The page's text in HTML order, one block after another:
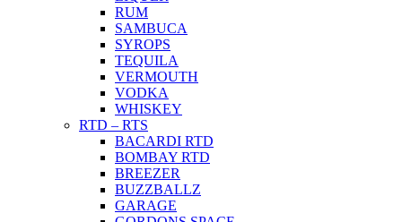
RUM
SAMBUCA
SYROPS
TEQUILA
VERMOUTH
VODKA
WHISKEY
RTD – RTS
BACARDI RTD
BOMBAY RTD
BREEZER
BUZZBALLZ
GARAGE